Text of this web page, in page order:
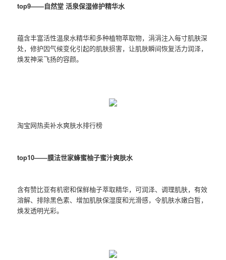
top9——自然堂 活泉保湿修护精华水
蕴含丰富活性温泉水精华和多种植物萃取物，涓涓注入每寸肌肤深
处，修护因气候变化引起的肌肤损害，让肌肤瞬间恢复活力润泽，
焕发神采飞扬的容颜。
淘宝网热卖补水爽肤水排行榜
top10——膜法世家蜂蜜柚子蜜汁爽肤水
含有赞比亚有机密和保鲜柚子萃取精华，可润泽、调理肌肤，有效
溶解、排除黑色素、增加肌肤保湿度和光滑感，令肌肤水嫩白皙，
焕发透明光彩。